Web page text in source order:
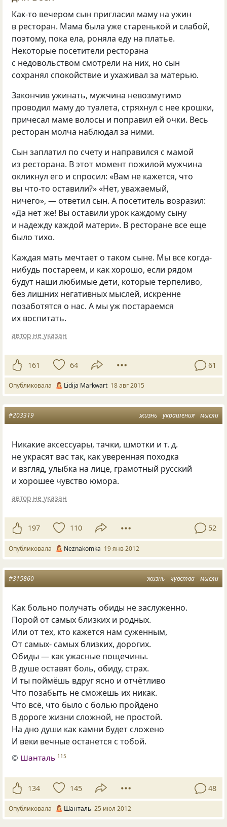
Как-то вечером сын пригласил маму на ужин
в ресторан. Мама была уже старенькой и слабой,
поэтому, пока ела, роняла еду на платье.
Некоторые посетители ресторана
с недовольством смотрели на них, но сын
сохранял спокойствие и ухаживал за матерью.
Закончив ужинать, мужчина невозмутимо
проводил маму до туалета, стряхнул с нее крошки,
причесал маме волосы и поправил ей очки. Весь
ресторан молча наблюдал за ними.
Сын заплатил по счету и направился с мамой
из ресторана. В этот момент пожилой мужчина
окликнул его и спросил: «Вам не кажется, что
вы что-то оставили?» «Нет, уважаемый,
ничего», — ответил сын. А посетитель возразил:
«Да нет же! Вы оставили урок каждому сыну
и надежду каждой матери». В ресторане все еще
было тихо.
Каждая мать мечтает о таком сыне. Мы все когда-
нибудь постареем, и как хорошо, если рядом
будут наши любимые дети, которые терпеливо,
без лишних негативных мыслей, искренне
позаботятся о нас. А мы уж постараемся
их воспитать.
автор не указан
161 64 61
Опубликовала Lidija Markwart 18 авг 2015
жизнь украшения мысли
#203319
Никакие аксессуары, тачки, шмотки и т. д.
не украсят вас так, как уверенная походка
и взгляд, улыбка на лице, грамотный русский
и хорошее чувство юмора.
автор не указан
197 110 52
Опубликовала Neznakomka 19 янв 2012
жизнь чувства мысли
#315860
Как больно получать обиды не заслуженно.
Порой от самых близких и родных.
Или от тех, кто кажется нам суженным,
От самых- самых близких, дорогих.
Обиды — как ужасные пощечины.
В душе оставят боль, обиду, страх.
И ты поймёшь вдруг ясно и отчётливо
Что позабыть не сможешь их никак.
Что всё, что было с болью пройдено
В дороге жизни сложной, не простой.
На дно души как камни будет сложено
И веки вечные останется с тобой.
© Шанталь 115
134 145 48
Опубликовала Шанталь 25 июл 2012